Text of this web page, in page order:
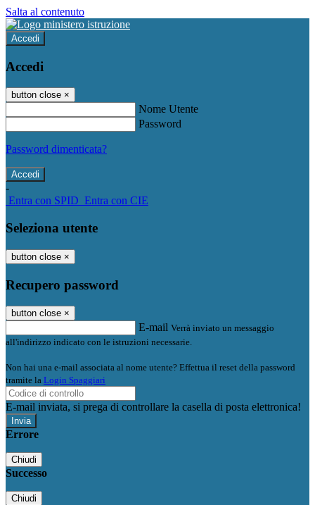
Salta al contenuto
Accedi
Accedi
button close ×
Nome Utente
Password
Password dimenticata?
-
Entra con SPID Entra con CIE
Seleziona utente
button close ×
Recupero password
button close ×
E-mail Verrà inviato un messaggio
all'indirizzo indicato con le istruzioni necessarie.
Non hai una e-mail associata al nome utente? Effettua il reset della password
tramite la Login Spaggiari
E-mail inviata, si prega di controllare la casella di posta elettronica!
Errore
Chiudi
Successo
Chiudi